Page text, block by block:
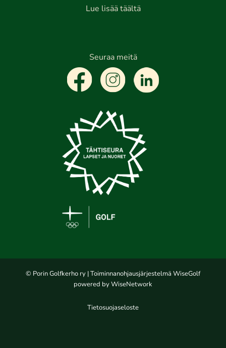
Lue lisää täältä
Seuraa meitä
© Porin Golfkerho ry | Toiminnanohjausjärjestelmä WiseGolf
powered by WiseNetwork
Tietosuojaseloste